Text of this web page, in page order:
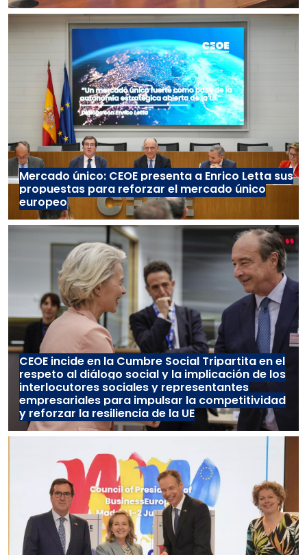
Mercado único: CEOE presenta a Enrico Letta sus
propuestas para reforzar el mercado único
europeo
CEOE incide en la Cumbre Social Tripartita en el
respeto al diálogo social y la implicación de los
interlocutores sociales y representantes
empresariales para impulsar la competitividad
y reforzar la resiliencia de la UE